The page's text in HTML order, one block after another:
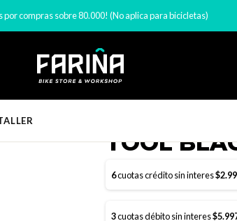
por compras sobre 80.000! (No aplica para bicicletas)
para bicicletas HERRAMIENTA RAP II 12 MULTI
|
TOOL
6cuotas crédito sin interes
3cuotas débito sin interes